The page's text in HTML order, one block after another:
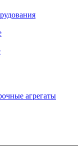
агрегаты